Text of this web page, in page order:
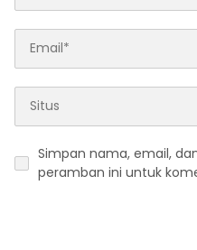
Simpan nama, email,
peramban ini untuk